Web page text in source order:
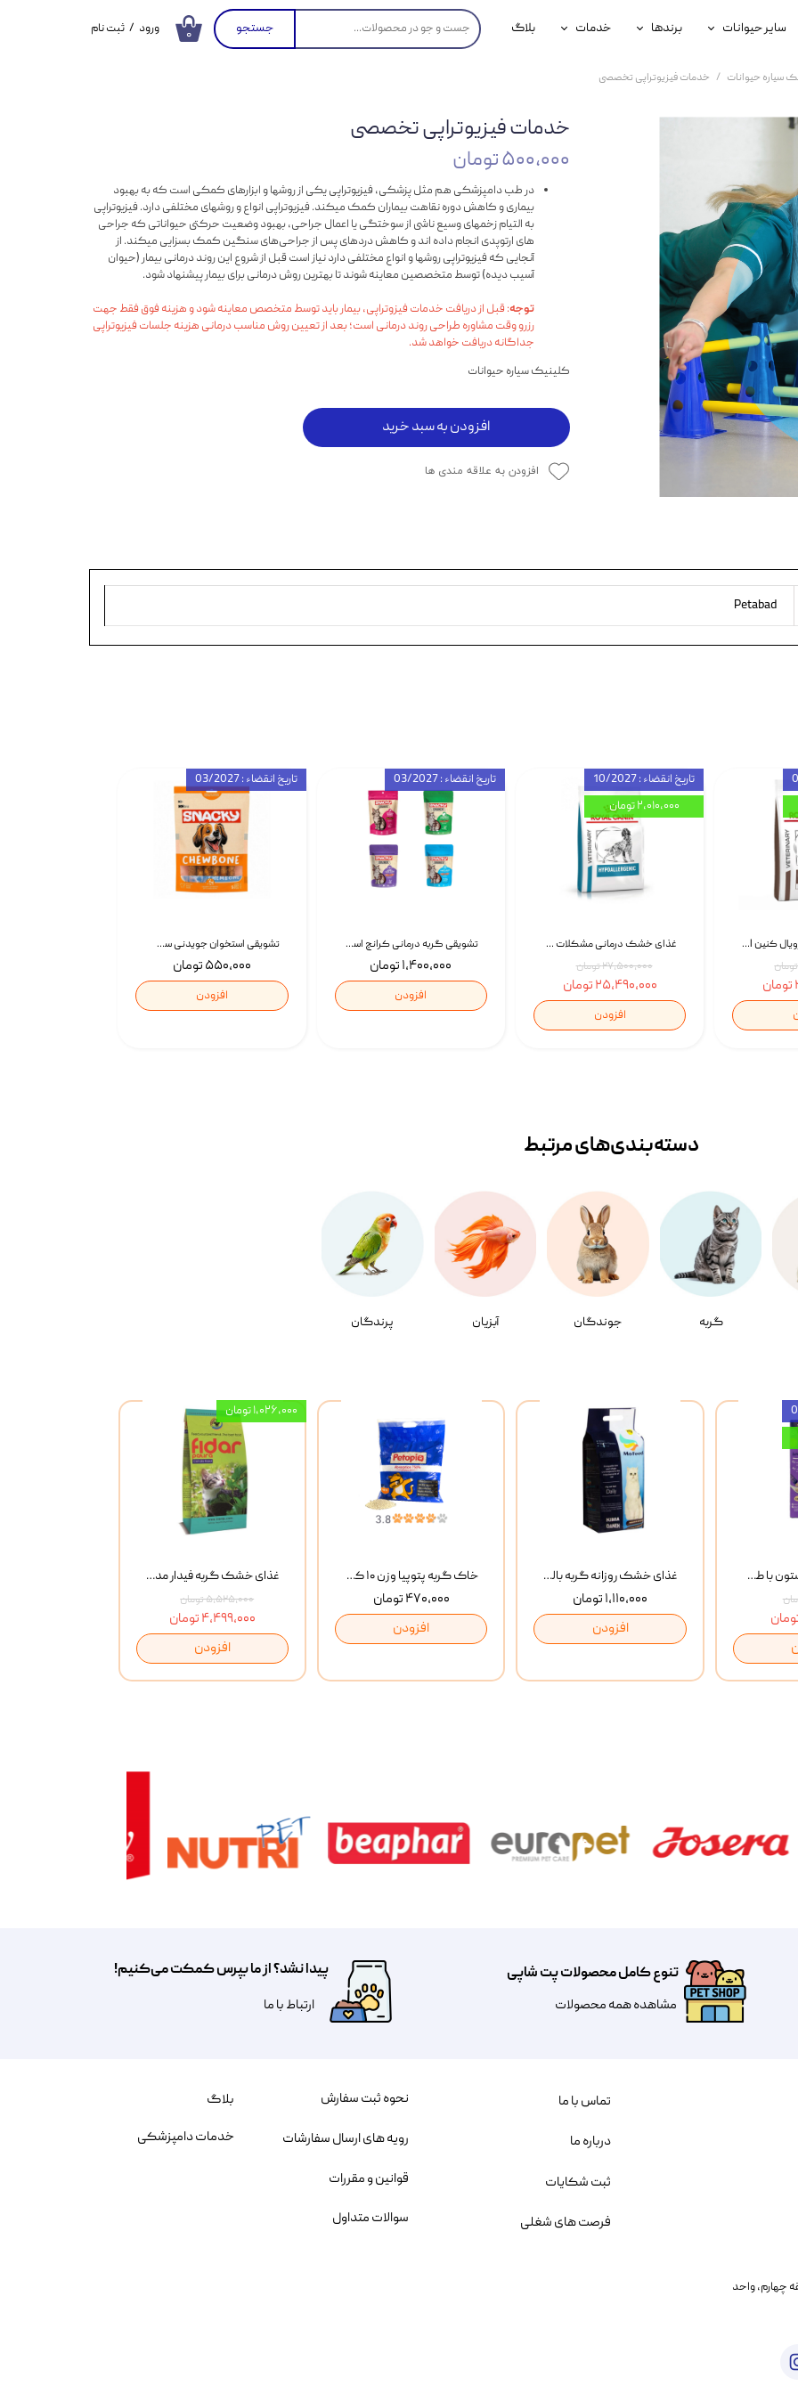
۰ جستجو
سگ
سایر حیوانات
محصولات پرندگان
برندها
جوسرا
رولی
شایر
گورمت
نیناپت
وینستون
ویسکاس
خدمات بلاگ ورود / ثبت نام
سیاره حیوانات خدمات فیزیوتراپی تخصصی
خدمات فیزیوتراپی تخصصی
۵۰۰,۰۰۰ تومان
در طب دامپزشکی هم مثل پزشکی، فیزیوتراپی یکی از روشها و ابزارهای کمکی است که به بهبود
بیماری و کاهش دوره نقاهت بیماران کمک میکند. فیزیوتراپی انواع و روشهای مختلفی دارد. فیزیوتراپی
به التیام زخمهای وسیع ناشی از سوختگی یا اعمال جراحی، بهبود وضعیت حرکتی حیواناتی که جراحی
های ارتوپدی انجام داده اند و کاهش دردهای پس از جراحی‌های سنگین کمک بسزایی میکند. از
آنجایی که فیزیوتراپی روشها و انواع مختلفی دارد نیاز است قبل از شروع این روند درمانی بیمار (حیوان
آسیب دیده) توسط متخصصین معاینه شوند تا بهترین روش درمانی برای بیمار پیشنهاد شود.
توجه: قبل از دریافت خدمات فیزوتراپی، بیمار باید توسط متخصص معاینه شود و هزینه فوق فقط جهت
رزرو وقت مشاوره طراحی روند درمانی است؛ بعد از تعیین روش مناسب درمانی هزینه جلسات فیزیوتراپی
جداگانه دریافت خواهد شد.
کلینیک سیاره حیوانات
افزودن به سبد خرید
افزودن به علاقه مندی ها
Petabad
تشویقی استخوان جویدنی سگ اسنکی کرانچی با طعم مرغ Snacky Crunchy Munchy وزن 100 گرم
۵۵۰,۰۰۰ تومان
افزودن
تاریخ انقضاء : 03/2027
تشویقی گربه درمانی کرانچ اسنکی با طعم میکس Snacky Crunch Cat Treats وزن 60 گرم بسته 4 عددی
۱,۴۰۰,۰۰۰ تومان
افزودن
تاریخ انقضاء : 03/2027
غذای خشک درمانی مشکلات گوارشی سگ رویال کنین Royal Canin Hypoallergenic وزن 7 کیلوگرم | پت استوک
۲۷,۵۰۰,۰۰۰ تومان
۲۵,۴۹۰,۰۰۰ تومان
افزودن
تاریخ انقضاء : 10/2027
۲,۰۱۰,۰۰۰ تومان
غذای خشک سگ رویال کنین Royal Canin Gastrointestinal وزن 7.5 کیلوگرم | پت استوک
گربه جوندگان آبزیان پرندگان
دسته‌بندی‌‌های مرتبط
غذای خشک گربه فیدار مدل Adult وزن 10 کیلوگرم
۵,۵۲۵,۰۰۰ تومان
۴,۴۹۹,۰۰۰ تومان
افزودن
۱,۰۲۶,۰۰۰ تومان
خاک گربه پتوپیا وزن ۱۰ کیلوگرم
۴۷۰,۰۰۰ تومان
افزودن
غذای خشک روزانه گربه بالغ مفید MoFeed Adult Daily Cat Food وزن 2 کیلوگرم
۱,۱۱۰,۰۰۰ تومان
افزودن
بستنی گربه وینستون با طعم مرغ و ماهی Winstone Chicken & Fish بسته 8 عددی
تنوع کامل محصولات پت شاپی
مشاهده همه محصولات
پیدا نشد؟ از ما بپرس کمکت می‌کنیم!
​​​ارتباط با ما
خیابان بنی هاشم پلاک ۲۰۲ ، طبقه چهارم، واحد
نحوه ثبت سفارش
رویه های ارسال سفارشات
قوانین و مقررات
سوالات متداول
تماس با ما
درباره ما
ثبت شکایات
فرصت های شغلی
بلاگ
خدمات دامپزشکی